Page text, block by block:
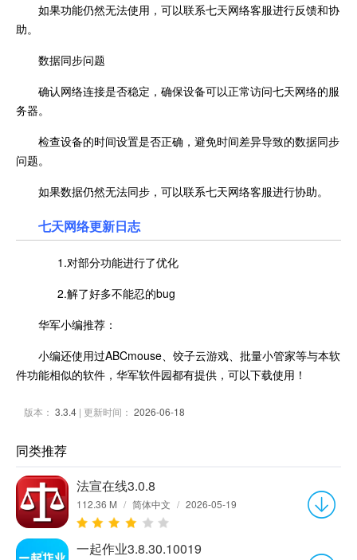
如果功能仍然无法使用，可以联系七天网络客服进行反馈和协
助。
数据同步问题
确认网络连接是否稳定，确保设备可以正常访问七天网络的服
务器。
检查设备的时间设置是否正确，避免时间差异导致的数据同步
问题。
如果数据仍然无法同步，可以联系七天网络客服进行协助。
七天网络更新日志
1.对部分功能进行了优化
2.解了好多不能忍的bug
华军小编推荐：
小编还使用过ABCmouse、饺子云游戏、批量小管家等与本软
件功能相似的软件，华军软件园都有提供，可以下载使用！
版本： 3.3.4 | 更新时间： 2026-06-18
同类推荐
法宣在线3.0.8
112.36 M / 简体中文 / 2026-05-19
一起作业3.8.30.10019